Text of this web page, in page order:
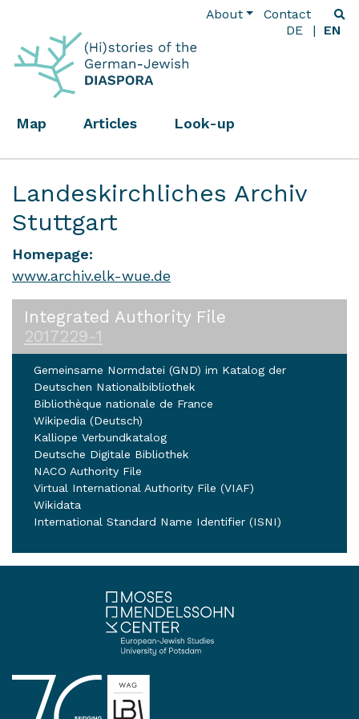
About
Contact
DE
EN
Map Articles Look-up
Landeskirchliches Archiv
Stuttgart
Homepage:
www.archiv.elk-wue.de
Integrated Authority File
2017229-1
Gemeinsame Normdatei (GND) im Katalog der
Deutschen Nationalbibliothek
Bibliothèque nationale de France
Wikipedia (Deutsch)
Kalliope Verbundkatalog
Deutsche Digitale Bibliothek
NACO Authority File
Virtual International Authority File (VIAF)
Wikidata
International Standard Name Identifier (ISNI)